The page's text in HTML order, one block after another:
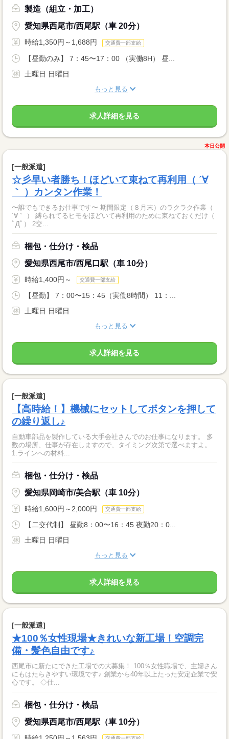
製造（組立・加工）
愛知県西尾市/西尾駅（車 20分）
時給1,350円～1,688円 交通費一部支給
【昼勤のみ】 7：45〜17：00 （実働8H） 昼...
土曜日 日曜日
もっと見る
求人詳細を見る
本日公開
[一般派遣]
☆彡早い者勝ち！ほどいて束ねて再利用（ ´∀
｀ ）カンタン作業！
〜誰でもできるお仕事です〜 期間限定（８月末）のラクラク作業（
´∀｀ ） 縛られてるヒモをほどいて再利用のために束ねておくだけ（
ﾟДﾟ） 2交...
梱包・仕分け・検品
愛知県西尾市/西尾口駅（車 10分）
時給1,400円～ 交通費一部支給
【昼勤】 7：00〜15：45（実働8時間） 11：...
土曜日 日曜日
もっと見る
求人詳細を見る
[一般派遣]
【高時給！】機械にセットしてボタンを押して
の繰り返し♪
自動車部品を製作している大手会社さんでのお仕事になります。 多
数の場所、仕事が存在しますので、タイミング次第で選べますよ。
1.ラインへの材料...
梱包・仕分け・検品
愛知県岡崎市/美合駅（車 10分）
時給1,600円～2,000円 交通費一部支給
【二交代制】 昼勤8：00〜16：45 夜勤20：0...
土曜日 日曜日
もっと見る
求人詳細を見る
[一般派遣]
★100％女性現場★きれいな新工場！空調完
備・髪色自由です♪
西尾市に新たにできた工場での大募集！ 100％女性職場で、主婦さん
にもはたらきやすい環境です♪ 創業から40年以上たった安定企業で安
心です。 ◇仕...
梱包・仕分け・検品
愛知県西尾市/西尾駅（車 10分）